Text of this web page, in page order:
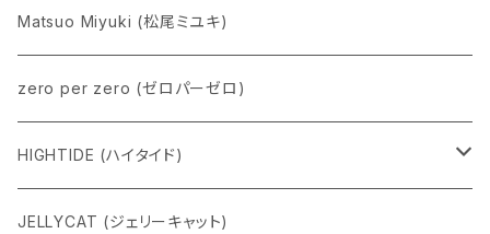
Matsuo Miyuki (松尾ミユキ)
zero per zero (ゼロパーゼロ)
HIGHTIDE (ハイタイド)
ニューレトロ
JELLYCAT (ジェリーキャット)